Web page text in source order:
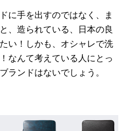
に手を出すのではなく、ま
、造られている、日本の良
い！しかも、オシャレで洗
なんて考えている人にとっ
ランドはないでしょう。